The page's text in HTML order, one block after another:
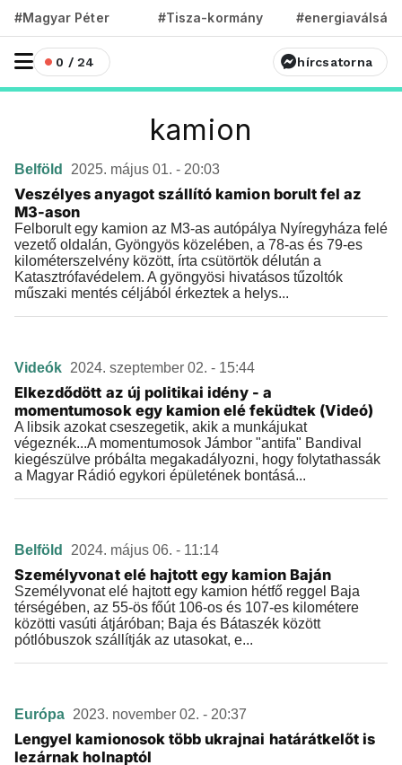
#Magyar Péter #Tisza-kormány #energiaválság
0 / 24 hírcsatorna
kamion
Belföld 2025. május 01. - 20:03
Veszélyes anyagot szállító kamion borult fel az
M3-ason
Felborult egy kamion az M3-as autópálya Nyíregyháza felé
vezető oldalán, Gyöngyös közelében, a 78-as és 79-es
kilométerszelvény között, írta csütörtök délután a
Katasztrófavédelem. A gyöngyösi hivatásos tűzoltók
műszaki mentés céljából érkeztek a helys...
Videók 2024. szeptember 02. - 15:44
Elkezdődött az új politikai idény - a
momentumosok egy kamion elé feküdtek (Videó)
A libsik azokat cseszegetik, akik a munkájukat
végeznék...A momentumosok Jámbor "antifa" Bandival
kiegészülve próbálta megakadályozni, hogy folytathassák
a Magyar Rádió egykori épületének bontásá...
Belföld 2024. május 06. - 11:14
Személyvonat elé hajtott egy kamion Baján
Személyvonat elé hajtott egy kamion hétfő reggel Baja
térségében, az 55-ös főút 106-os és 107-es kilométere
közötti vasúti átjáróban; Baja és Bátaszék között
pótlóbuszok szállítják az utasokat, e...
Európa 2023. november 02. - 20:37
Lengyel kamionosok több ukrajnai határátkelőt is
lezárnak holnaptól